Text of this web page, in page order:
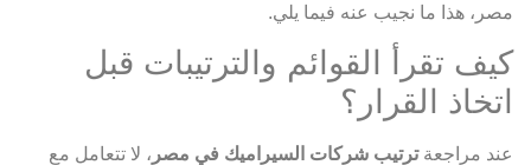
مصر، هذا ما نجيب عنه فيما يلي.
كيف تقرأ القوائم والترتيبات قبل
اتخاذ القرار؟
عند مراجعةترتيب شركات السيراميك في مصر ، لا تتعامل مع